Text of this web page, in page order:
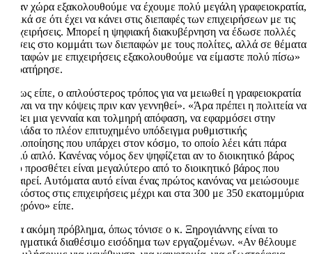
«Σαν χώρα εξακολουθούμε να έχουμε πολύ μεγάλη γραφειοκρατία,
ειδικά σε ότι έχει να κάνει στις διεπαφές των επιχειρήσεων με τις
επιχειρήσεις. Μπορεί η ψηφιακή διακυβέρνηση να έδωσε πολλές
λύσεις στο κομμάτι των διεπαφών με τους πολίτες, αλλά σε θέματα
διεπαφών με επιχειρήσεις εξακολουθούμε να είμαστε πολύ πίσω»
παρατήρησε.
Όπως είπε, ο απλούστερος τρόπος για να μειωθεί η γραφειοκρατία
«είναι να την κόψεις πριν καν γεννηθεί». «Άρα πρέπει η πολιτεία να
λάβει μια γενναία και τολμηρή απόφαση, να εφαρμόσει στην
Ελλάδα το πλέον επιτυχημένο υπόδειγμα ρυθμιστικής
απλοποίησης που υπάρχει στον κόσμο, το οποίο λέει κάτι πάρα
πολύ απλό. Κανένας νόμος δεν ψηφίζεται αν το διοικητικό βάρος
που προσθέτει είναι μεγαλύτερο από το διοικητικό βάρος που
αφαιρεί. Αυτόματα αυτό είναι ένας πρώτος κανόνας να μειώσουμε
το κόστος στις επιχειρήσεις μέχρι και στα 300 με 350 εκατομμύρια
το χρόνο» είπε.
Ένα ακόμη πρόβλημα, όπως τόνισε ο κ. Ξηρογιάννης είναι το
πραγματικά διαθέσιμο εισόδημα των εργαζομένων. «Αν θέλουμε